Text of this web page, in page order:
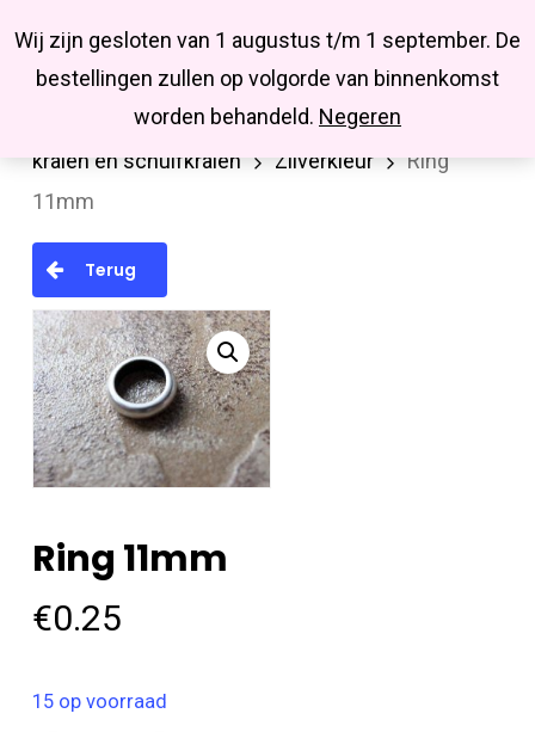
Wij zijn gesloten van 1 augustus t/m 1 september. De
bestellingen zullen op volgorde van binnenkomst
worden behandeld. Negeren
main
Missbluesieraden
searchaccount
Kralen en kralenmixen
Metalen
kralen en schuifkralen
Zilverkleur
Ring
11mm
Terug
Ring 11mm
€0.25
15 op voorraad
Close